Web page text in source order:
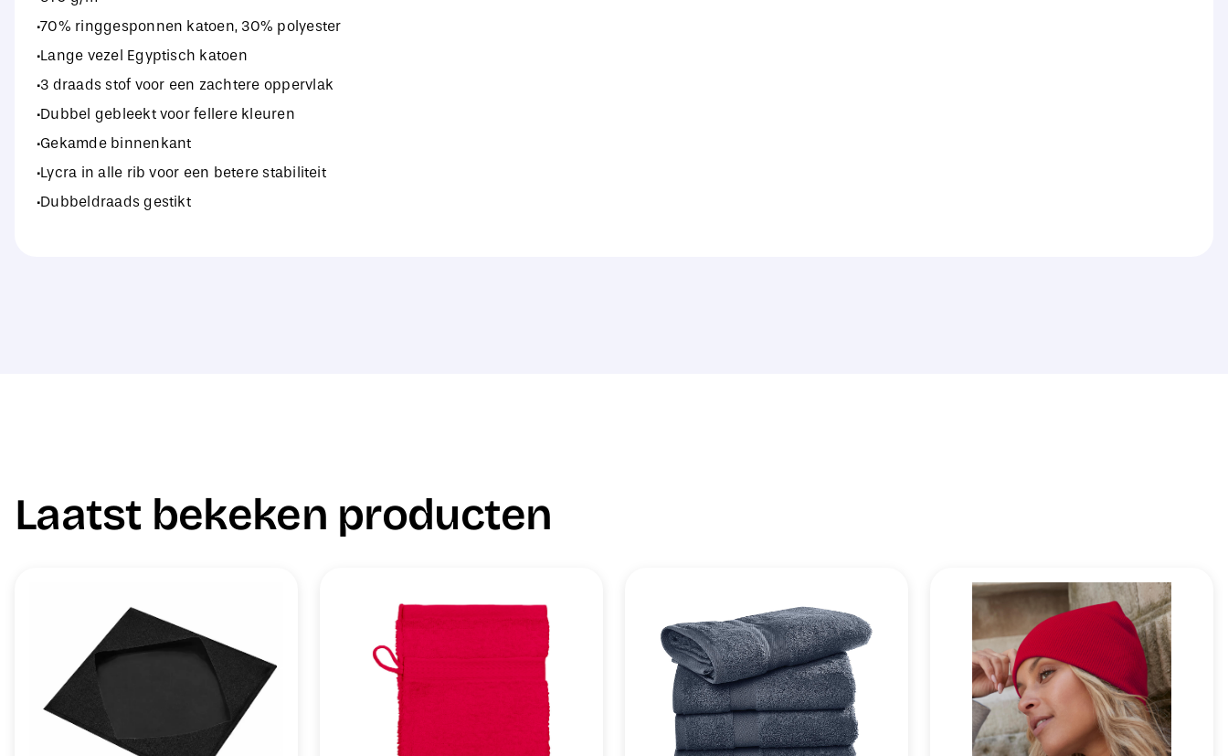
·70% ringgesponnen katoen, 30% polyester
·Lange vezel Egyptisch katoen
·3 draads stof voor een zachtere oppervlak
·Dubbel gebleekt voor fellere kleuren
·Gekamde binnenkant
·Lycra in alle rib voor een betere stabiliteit
·Dubbeldraads gestikt
Laatst bekeken producten